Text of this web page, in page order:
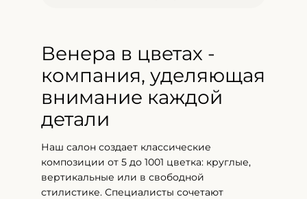
Венера в цветах -
компания, уделяющая
внимание каждой
детали
Наш салон создает классические
композиции от 5 до 1001 цветка: круглые,
вертикальные или в свободной
стилистике. Специалисты сочетают